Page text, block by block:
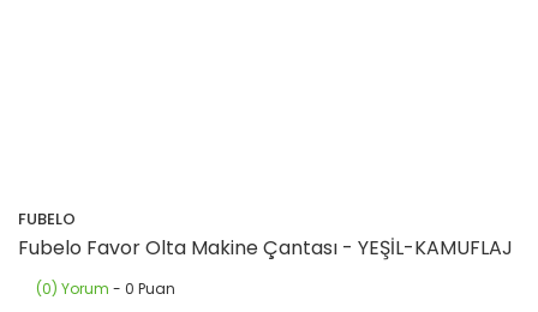
FUBELO
Fubelo Favor Olta Makine Çantası - YEŞİL-KAMUFLAJ
(0) Yorum - 0 Puan